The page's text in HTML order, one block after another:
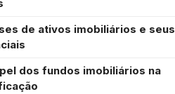
de ativos imobiliários e seus
dos fundos imobiliários na